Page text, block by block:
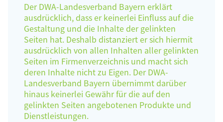
Der DWA-Landesverband Bayern erklärt
ausdrücklich, dass er keinerlei Einfluss auf die
Gestaltung und die Inhalte der gelinkten
Seiten hat. Deshalb distanziert er sich hiermit
ausdrücklich von allen Inhalten aller gelinkten
Seiten im Firmenverzeichnis und macht sich
deren Inhalte nicht zu Eigen. Der DWA-
Landesverband Bayern übernimmt darüber
hinaus keinerlei Gewähr für die auf den
gelinkten Seiten angebotenen Produkte und
Dienstleistungen.